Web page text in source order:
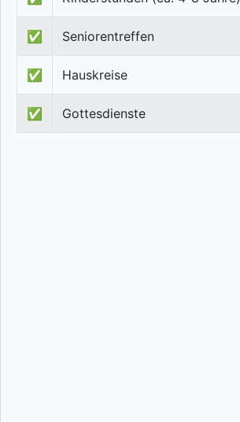
✅ Seniorentreffen
✅ Hauskreise
✅ Gottesdienste